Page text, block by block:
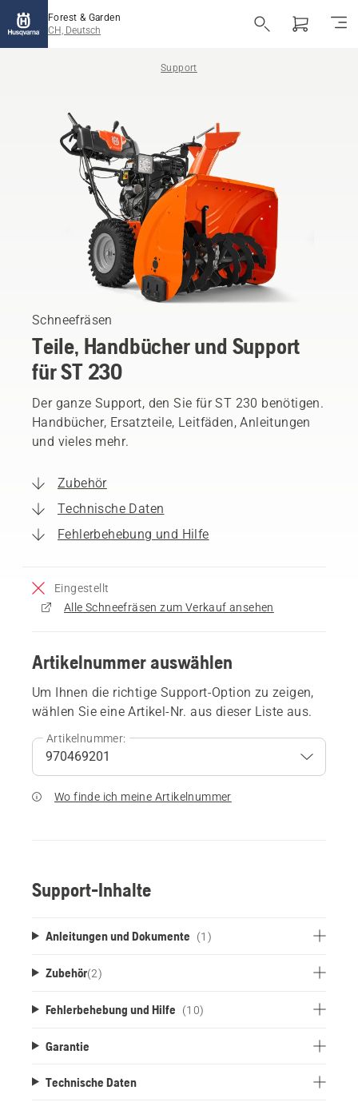
Forest & Garden
CH, Deutsch
Support
Schneefräsen
Teile, Handbücher und Support
für ST 230
Der ganze Support, den Sie für ST 230 benötigen.
Handbücher, Ersatzteile, Leitfäden, Anleitungen
und vieles mehr.
Zubehör
Technische Daten
Fehlerbehebung und Hilfe
Eingestellt
Alle Schneefräsen zum Verkauf ansehen
Artikelnummer auswählen
Um Ihnen die richtige Support-Option zu zeigen,
wählen Sie eine Artikel-Nr. aus dieser Liste aus.
Artikelnummer:
Wo finde ich meine Artikelnummer
Support-Inhalte
Anleitungen und Dokumente (1)
Zubehör(2)
Fehlerbehebung und Hilfe (10)
Garantie
Technische Daten